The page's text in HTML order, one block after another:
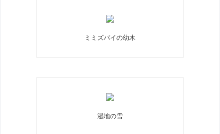
ミミズバイの幼木
湿地の雪